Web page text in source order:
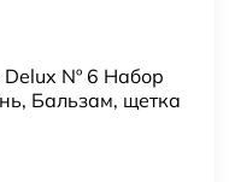
Nº 6 Набор
Бальзам, щетка